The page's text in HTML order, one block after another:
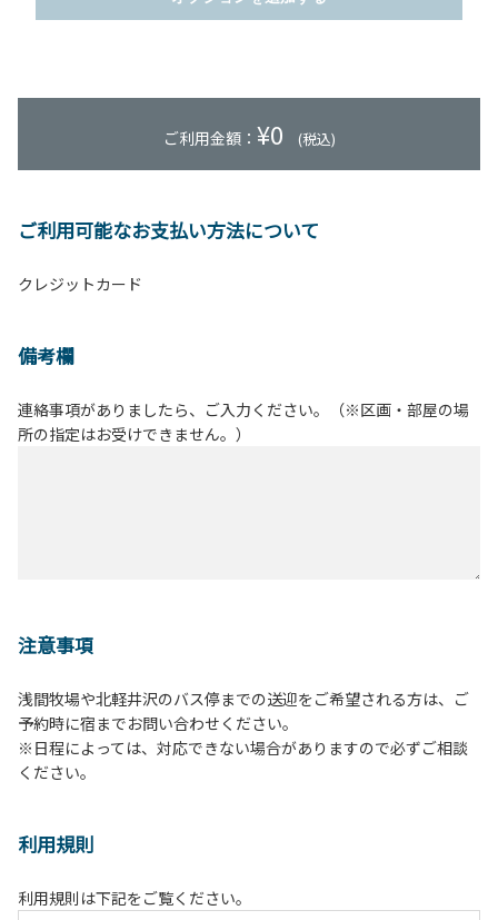
ご利用金額： ¥0 (税込)
ご利用可能なお支払い方法について
クレジットカード
備考欄
連絡事項がありましたら、ご入力ください。（※区画・部屋の場
所の指定はお受けできません。）
注意事項
浅間牧場や北軽井沢のバス停までの送迎をご希望される方は、ご
予約時に宿までお問い合わせください。
※日程によっては、対応できない場合がありますので必ずご相談
ください。
利用規則
利用規則は下記をご覧ください。